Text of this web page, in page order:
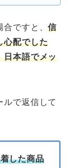
合ですと、信
心配でした
日本語でメッ
ルで返信して
した商品